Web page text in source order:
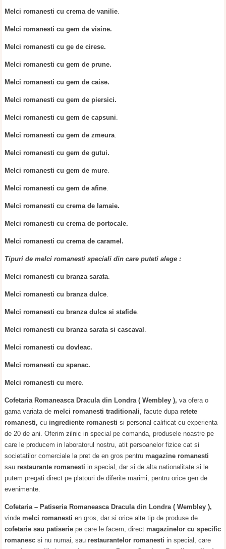
Melci romanesti cu crema de vanilie.
Melci romanesti cu gem de visine.
Melci romanesti cu ge de cirese.
Melci romanesti cu gem de prune.
Melci romanesti cu gem de caise.
Melci romanesti cu gem de piersici.
Melci romanesti cu gem de capsuni.
Melci romanesti cu gem de zmeura.
Melci romanesti cu gem de gutui.
Melci romanesti cu gem de mure.
Melci romanesti cu gem de afine.
Melci romanesti cu crema de lamaie.
Melci romanesti cu crema de portocale.
Melci romanesti cu crema de caramel.
Tipuri de melci romanesti speciali din care puteti alege :
Melci romanesti cu branza sarata.
Melci romanesti cu branza dulce.
Melci romanesti cu branza dulce si stafide.
Melci romanesti cu branza sarata si cascaval .
Melci romanesti cu dovleac.
Melci romanesti cu spanac.
Melci romanesti cu mere.
Cofetaria Romaneasca Dracula din Londra ( Wembley ), va ofera o
gama variata de melci romanesti traditionali, facute dupa retete
romanesti,cu ingrediente romanesti si personal calificat cu experienta
de 20 de ani. Oferim zilnic in special pe comanda, produsele noastre pe
care le producem in laboratorul nostru, atit persoanelor fizice cat si
societatilor comerciale la pret de en gros pentru magazine romanesti
sau restaurante romanestiin special, dar si de alta nationalitate si le
putem pregati direct pe platouri de diferite marimi, pentru orice gen de
evenimente.
Cofetaria – Patiseria Romaneasca Dracula din Londra ( Wembley ),
vinde melci romanestien gros, dar si orice alte tip de produse de
cofetarie sau patiserie pe care le facem, direct magazinelor cu specific
romanesc si nu numai, sau restaurantelor romanestiin special, care